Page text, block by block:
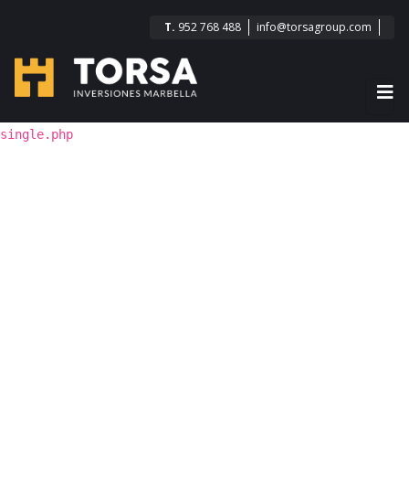
T. 952 768 488 info@torsagroup.com
single.php